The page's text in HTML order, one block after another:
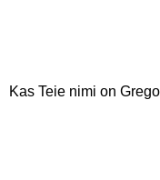
Kas Teie nimi on